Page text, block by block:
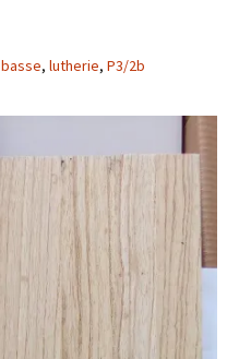
basse, lutherie, P3/2b